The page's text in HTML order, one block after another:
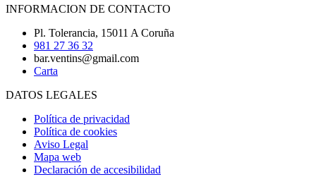
INFORMACION DE CONTACTO
Pl. Tolerancia, 15011 A Coruña
981 27 36 32
bar.ventins@gmail.com
Carta
DATOS LEGALES
Política de privacidad
Política de cookies
Aviso Legal
Mapa web
Declaración de accesibilidad